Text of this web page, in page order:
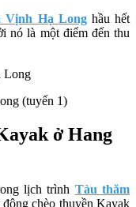
Vịnh Hạ Longhầu hết
nó là một điểm đến thu
(tuyến 1)
ở Hang
lịch trình Tàu thăm
chèo thuyền Kayak